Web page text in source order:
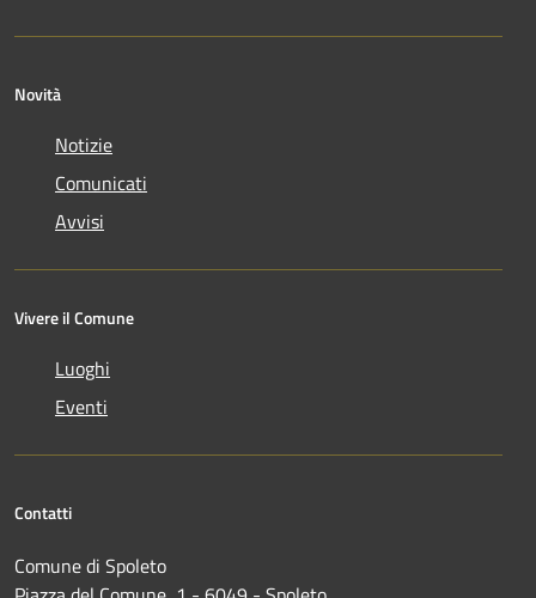
Novità
Notizie
Comunicati
Avvisi
Vivere il Comune
Luoghi
Eventi
Contatti
Comune di Spoleto